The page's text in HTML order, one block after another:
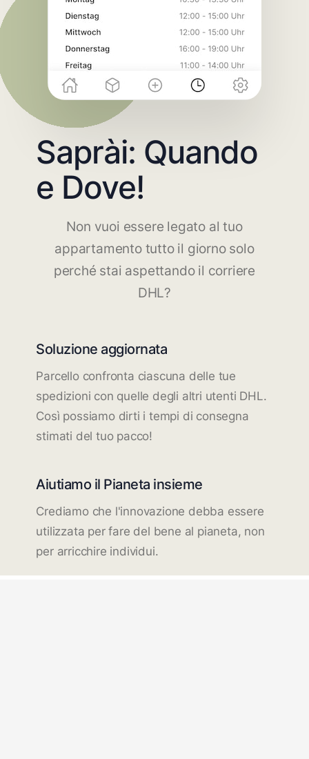
Saprài: Quando
e Dove!
Non vuoi essere legato al tuo
appartamento tutto il giorno solo
perché stai aspettando il corriere
DHL?
Soluzione aggiornata
Parcello confronta ciascuna delle tue
spedizioni con quelle degli altri utenti DHL.
Così possiamo dirti i tempi di consegna
stimati del tuo pacco!
Aiutiamo il Pianeta insieme
Crediamo che l'innovazione debba essere
utilizzata per fare del bene al pianeta, non
per arricchire individui.